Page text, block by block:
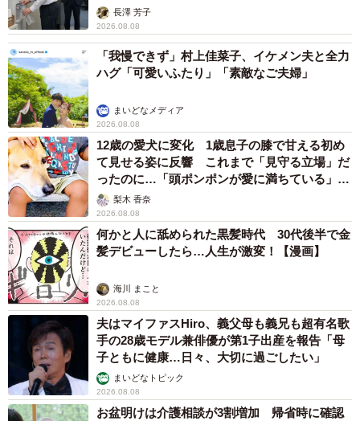
説】長澤 芳子
2026.08.08
「我慢できず」村上佳菜子、イケメン夫と全力
ハグ「可愛いふたり」「素敵なご夫婦」
まいどなメディア
2026.08.08
12歳の愛犬に変化 1歳息子の膝で甘える初め
て見せる姿に反響 これまで「見守る立場」だ
ったのに…「頭ポンポンが愛に満ちている」
「尊…」
梨木 香奈
2026.08.08
何かと人に舐められた黒髪時代 30代後半で金
髪デビューしたら…人生が激変！【漫画】
海川 まこと
2026.08.08
夫はマイファスHiro、義父母も義兄も超有名歌
手の28歳モデル兼俳優が第1子出産を報告「母
子ともに健康…日々、大切に過ごしたい」
まいどなトピック
2026.08.08
お盆明けは介護相談が3割増加 帰省時に確認